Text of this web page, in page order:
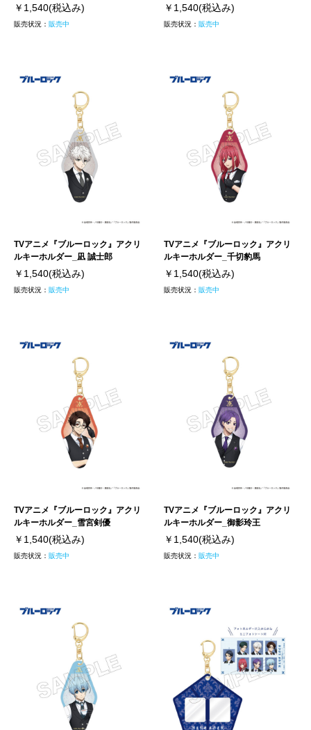
￥1,540(税込み)
販売状況： 販売中
￥1,540(税込み)
販売状況：販売中
TVアニメ『ブルーロック』アクリ
ルキーホルダー_凪 誠士郎
￥1,540(税込み)
販売状況： 販売中
TVアニメ『ブルーロック』アクリ
ルキーホルダー_千切豹馬
￥1,540(税込み)
販売状況：販売中
TVアニメ『ブルーロック』アクリ
ルキーホルダー_雪宮剣優
￥1,540(税込み)
販売状況： 販売中
TVアニメ『ブルーロック』アクリ
ルキーホルダー_御影玲王
￥1,540(税込み)
販売状況：販売中